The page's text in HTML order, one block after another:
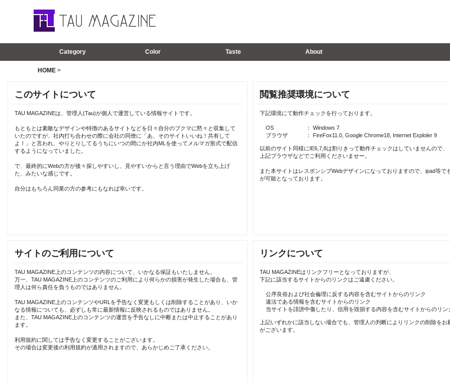
Category Color Taste About
HOME>
このサイトについて
TAU MAGAZINEは、管理人(Tau)が個人で運営している情報サイトです。
もともとは素敵なデザインや特徴のあるサイトなどを日々自分のブクマに黙々と収集して
いたのですが、社内打ち合わせの際に会社の同僚に「あ、そのサイトいいね！共有して
よ！」と言われ、やりとりしてるうちにいつの間にか社内MLを使ってメルマガ形式で配信
するようになっていました。
で、最終的にWebの方が後々探しやすいし、見やすいからと言う理由でWebを立ち上げ
た、みたいな感じです。
自分はもちろん同業の方の参考にもなれば幸いです。
閲覧推奨環境について
下記環境にて動作チェックを行っております。
OS
： Windows 7
ブラウザ
： FireFox11.0, Google Chrome18, Internet Exploler 9
以前のサイト同様にIE6,7,8は割りきって動作チェックはしていませんので、
上記ブラウザなどでご利用くださいませー。
また本サイトはレスポンシブWebデザインになっておりますので、ipad等で
が可能となっております。
サイトのご利用について
TAU MAGAZINE上のコンテンツの内容について、いかなる保証もいたしません。
万一、TAU MAGAZINE上のコンテンツのご利用により何らかの損害が発生した場合も、管
理人は何ら責任を負うものではありません。
TAU MAGAZINE上のコンテンツやURLを予告なく変更もしくは削除することがあり、いか
なる情報についても、必ずしも常に最新情報に反映されるものではありません。
また、TAU MAGAZINE上のコンテンツの運営を予告なしに中断または中止することがあり
ます。
利用規約に関しては予告なく変更することがございます。
その場合は変更後の利用規約が適用されますので、あらかじめご了承ください。
リンクについて
TAU MAGAZINEはリンクフリーとなっておりますが、
下記に該当するサイトからのリンクはご遠慮ください。
公序良俗および社会倫理に反する内容を含むサイトからのリンク
違法である情報を含むサイトからのリンク
当サイトを誹謗中傷したり、信用を毀損する内容を含むサイトからのリン
上記いずれかに該当しない場合でも、管理人の判断によりリンクの削除をお
がございます。